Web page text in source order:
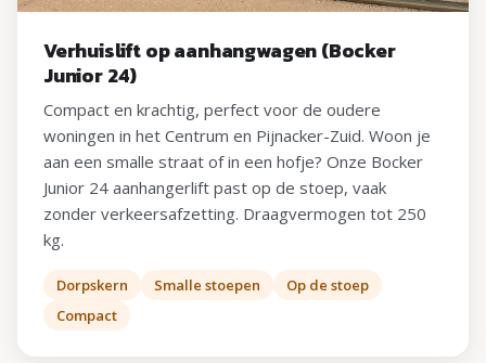
Verhuislift op aanhangwagen (Bocker
Junior 24)
Compact en krachtig, perfect voor de oudere
woningen in het Centrum en Pijnacker-Zuid. Woon je
aan een smalle straat of in een hofje? Onze Bocker
Junior 24 aanhangerlift past op de stoep, vaak
zonder verkeersafzetting. Draagvermogen tot 250
kg.
Dorpskern Smalle stoepen
Op de stoep
Compact